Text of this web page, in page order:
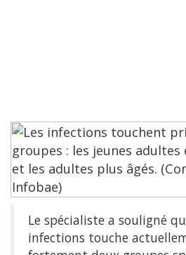
Le spécialiste a souligné
infections touche